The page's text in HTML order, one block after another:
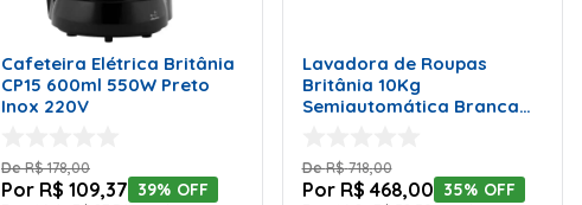
ADICIONAR AO
CARRINHO
Cafeteira Elétrica Britânia
CP15 600ml 550W Preto
Inox 220V
R$ 178,00
R$ 109,37 39% OFF
Lavadora de Roupas
Britânia 10Kg
Semiautomática Branca
R$ 718,00
R$ 468,00 35% OFF